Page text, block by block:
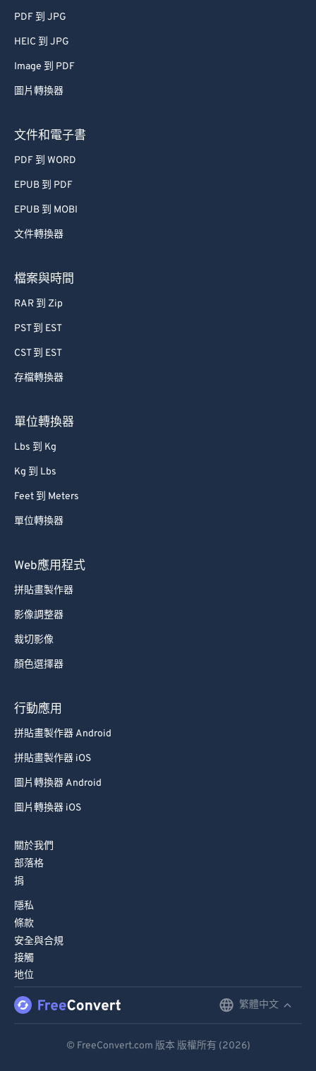
PDF 到 JPG
HEIC 到 JPG
Image 到 PDF
圖片轉換器
文件和電子書
PDF 到 WORD
EPUB 到 PDF
EPUB 到 MOBI
文件轉換器
檔案與時間
RAR 到 Zip
PST 到 EST
CST 到 EST
存檔轉換器
單位轉換器
Lbs 到 Kg
Kg 到 Lbs
Feet 到 Meters
單位轉換器
Web應用程式
拼貼畫製作器
影像調整器
裁切影像
顏色選擇器
行動應用
拼貼畫製作器 Android
拼貼畫製作器 iOS
圖片轉換器 Android
圖片轉換器 iOS
關於我們
部落格
捐
隱私
條款
安全與合規
接觸
地位
繁體中文
© FreeConvert.com 版本 版權所有 (2026)